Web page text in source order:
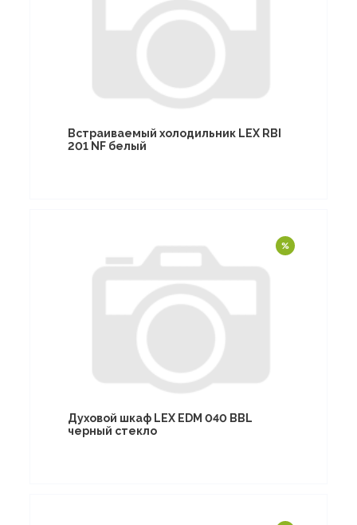
Встраиваемый холодильник LEX RBI
201 NF белый
Духовой шкаф LEX EDM 040 BBL
черный стекло